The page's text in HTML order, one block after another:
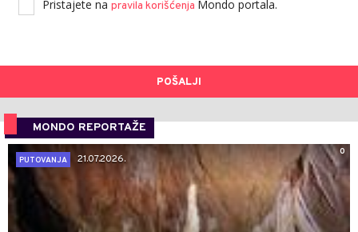
Pristajete na pravila korišćenja Mondo portala.
POŠALJI
MONDO REPORTAŽE
0
PUTOVANJA
21.07.2026.